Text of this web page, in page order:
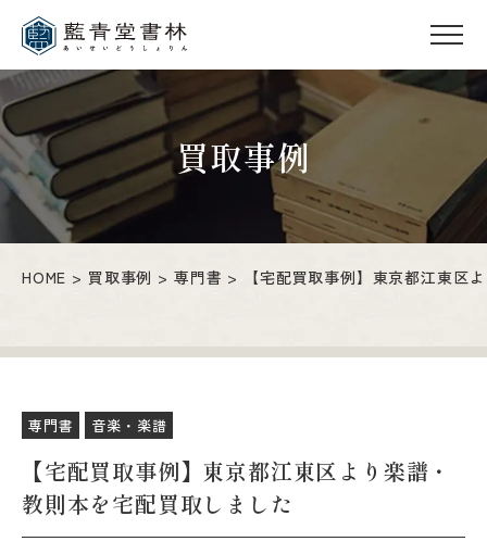
買取事例
HOME 買取事例 専門書 【宅配買取事例】東京都江東区
専門書 音楽・楽譜
【宅配買取事例】東京都江東区より楽譜・
教則本を宅配買取しました